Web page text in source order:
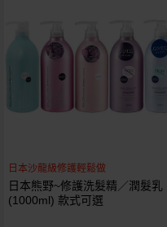
日本沙龍級修護輕鬆做
日本熊野~修護洗髮精／潤髮乳
(1000ml) 款式可選